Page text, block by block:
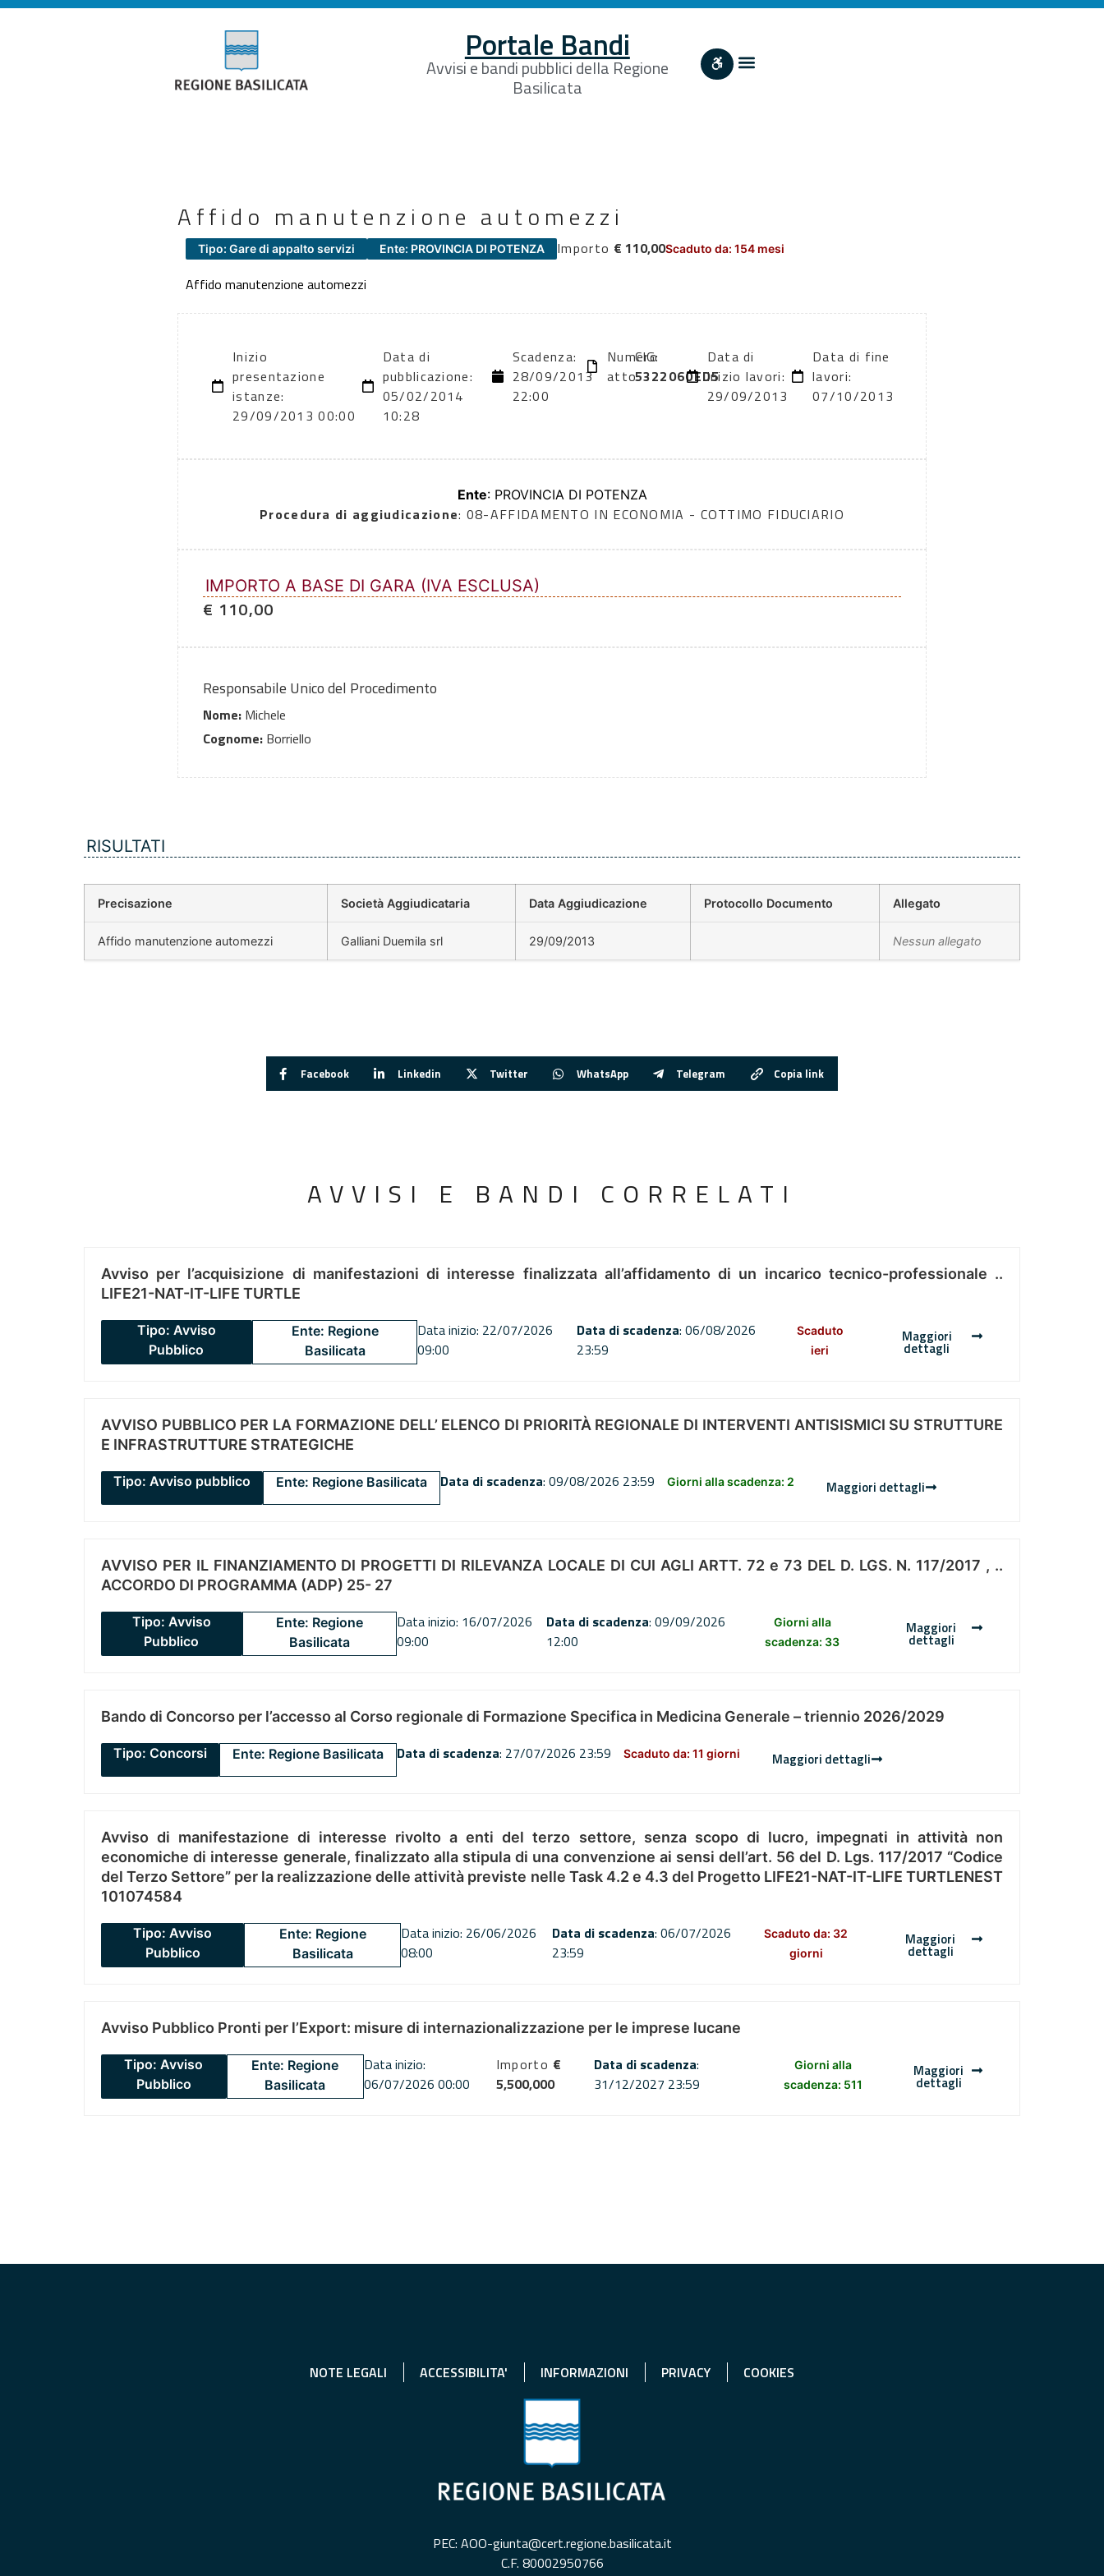
Portale Bandi
Avvisi e bandi pubblici della Regione
Basilicata
Affido manutenzione automezzi
Tipo: Gare di appalto servizi Ente: PROVINCIA DI POTENZA Importo € 110,00Scaduto da: 154 mesi
Affido manutenzione automezzi
Inizio
presentazione
istanze:
29/09/2013 00:00
Data di
pubblicazione:
05/02/2014
10:28
Scadenza:
28/09/2013
22:00
Numero
atto:
CIG:
5322060ED5
Data di
inizio lavori:
29/09/2013
Data di fine
lavori:
07/10/2013
Ente: PROVINCIA DI POTENZA
Procedura di aggiudicazione: 08-AFFIDAMENTO IN ECONOMIA - COTTIMO FIDUCIARIO
IMPORTO A BASE DI GARA (IVA ESCLUSA)
€ 110,00
Responsabile Unico del Procedimento
Nome: Michele
Cognome: Borriello
RISULTATI
Precisazione Società Aggiudicataria Data Aggiudicazione Protocollo Documento Allegato
Affido manutenzione automezzi Galliani Duemila srl 29/09/2013 Nessun allegato
Facebook Linkedin Twitter WhatsApp Telegram Copia link
AVVISI E BANDI CORRELATI
Avviso per l’acquisizione di manifestazioni di interesse finalizzata all’affidamento di un incarico tecnico-professionale ..
LIFE21-NAT-IT-LIFE TURTLE
Tipo: Avviso
Pubblico
Ente: Regione
Basilicata
Data inizio: 22/07/2026
09:00
Data di scadenza: 06/08/2026
23:59
Scaduto
ieri
Maggiori
dettagli
AVVISO PUBBLICO PER LA FORMAZIONE DELL’ ELENCO DI PRIORITÀ REGIONALE DI INTERVENTI ANTISISMICI SU STRUTTURE
E INFRASTRUTTURE STRATEGICHE
Tipo: Avviso pubblico Ente: Regione Basilicata Data di scadenza: 09/08/2026 23:59 Giorni alla scadenza: 2 Maggiori dettagli
AVVISO PER IL FINANZIAMENTO DI PROGETTI DI RILEVANZA LOCALE DI CUI AGLI ARTT. 72 e 73 DEL D. LGS. N. 117/2017 , ..
ACCORDO DI PROGRAMMA (ADP) 25- 27
Tipo: Avviso
Pubblico
Ente: Regione
Basilicata
Data inizio: 16/07/2026
09:00
Data di scadenza: 09/09/2026
12:00
Giorni alla
scadenza: 33
Maggiori
dettagli
Bando di Concorso per l’accesso al Corso regionale di Formazione Specifica in Medicina Generale – triennio 2026/2029
Tipo: Concorsi Ente: Regione Basilicata Data di scadenza: 27/07/2026 23:59 Scaduto da: 11 giorni Maggiori dettagli
Avviso di manifestazione di interesse rivolto a enti del terzo settore, senza scopo di lucro, impegnati in attività non
economiche di interesse generale, finalizzato alla stipula di una convenzione ai sensi dell’art. 56 del D. Lgs. 117/2017 “Codice
del Terzo Settore” per la realizzazione delle attività previste nelle Task 4.2 e 4.3 del Progetto LIFE21-NAT-IT-LIFE TURTLENEST
101074584
Tipo: Avviso
Pubblico
Ente: Regione
Basilicata
Data inizio: 26/06/2026
08:00
Data di scadenza: 06/07/2026
23:59
Scaduto da: 32
giorni
Maggiori
dettagli
Avviso Pubblico Pronti per l’Export: misure di internazionalizzazione per le imprese lucane
Tipo: Avviso
Pubblico
Ente: Regione
Basilicata
Data inizio:
06/07/2026 00:00
Importo €
5,500,000
Data di scadenza:
31/12/2027 23:59
Giorni alla
scadenza: 511
Maggiori
dettagli
NOTE LEGALI ACCESSIBILITA' INFORMAZIONI PRIVACY COOKIES
PEC: AOO-giunta@cert.regione.basilicata.it
C.F. 80002950766